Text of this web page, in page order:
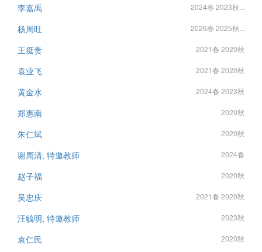
李嘉禹 2024春 2023秋...
杨周旺 2026春 2025秋...
王挺贵 2021春 2020秋
袁业飞 2021春 2020秋
黄金水 2024春 2023秋
郑惠南 2020秋
朱仁斌 2020秋
谢周清, 特邀教师 2024春
赵子福 2020秋
吴忠庆 2021春 2020秋
汪毓明, 特邀教师 2023秋
袁仁民 2020秋